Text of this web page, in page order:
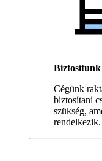
Biztosítunk
Cégünk
biztosítani
szükség,
rendelkezik.